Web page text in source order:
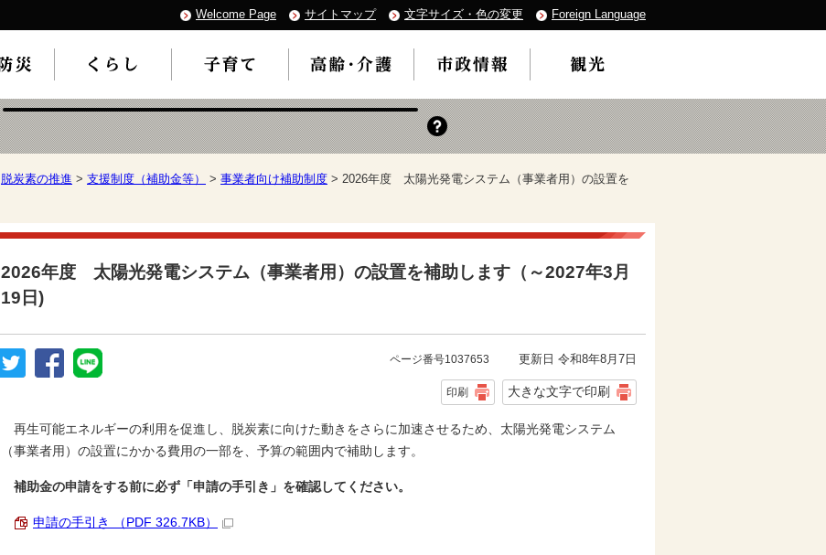
Welcome Page サイトマップ 文字サイズ・色の変更 Foreign Language
脱炭素の推進 > 支援制度（補助金等） > 事業者向け補助制度 > 2026年度 太陽光発電システム（事業者用）の設置を
2026年度 太陽光発電システム（事業者用）の設置を補助します（～2027年3月
19日)
ページ番号1037653 更新日 令和8年8月7日
印刷 大きな文字で印刷
再生可能エネルギーの利用を促進し、脱炭素に向けた動きをさらに加速させるため、太陽光発電システム
（事業者用）の設置にかかる費用の一部を、予算の範囲内で補助します。
補助金の申請をする前に必ず「申請の手引き」を確認してください。
申請の手引き （PDF 326.7KB）